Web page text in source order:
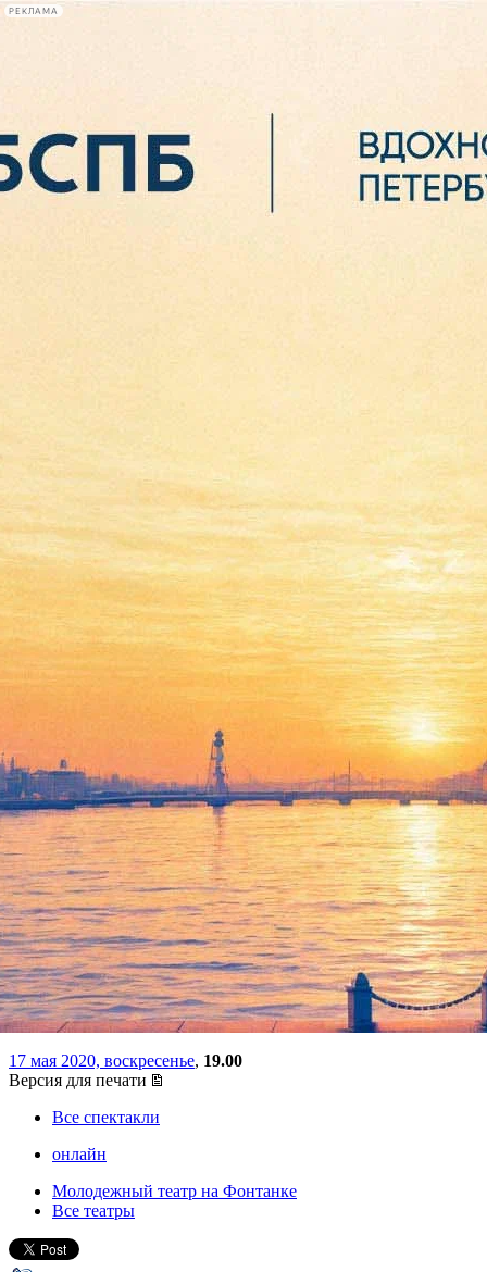
РЕКЛАМА
Сегодня:
2026.08.07
«Позднюю любовь»
Владимира Туманова
покажут в эфире
#безантракта
17 мая 2020, воскресенье, 19.00
Версия для печати
Все спектакли
онлайн
Молодежный театр на Фонтанке
Все театры